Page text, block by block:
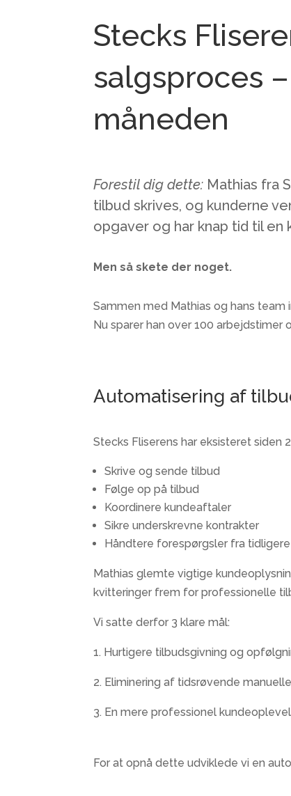
Stecks
salgsproces
måneden
Forestil dig dette: Mathias fra
tilbud skrives, og kunderne
opgaver og har knap tid til en
Men så skete der noget.
Sammen med Mathias og hans
Nu sparer han over 100 arbejdstimer
Automatisering af
Stecks Fliserens har eksisteret
Skrive og sende tilbud​
Følge op på tilbud​
Koordinere kundeaftaler​
Sikre underskrevne kontrakter​
Håndtere forespørgsler fra
Mathias glemte vigtige
kvitteringer frem for professionelle
Vi satte derfor 3 klare mål:​
1. Hurtigere tilbudsgivning og
2. Eliminering af tidsrøvende
3. En mere professionel
For at opnå dette udviklede vi en